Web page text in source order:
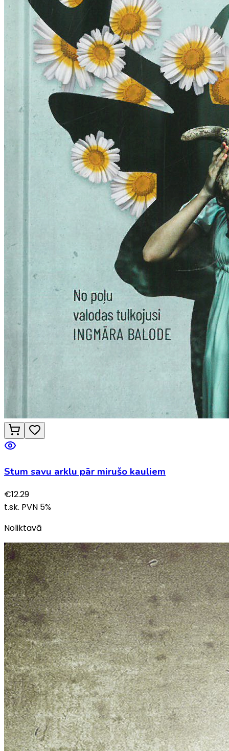
Stum savu arklu pār mirušo kauliem
€12.29
t.sk. PVN 5%
Noliktavā